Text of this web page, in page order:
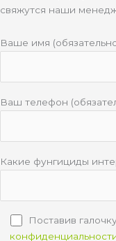
свяжутся наши
Ваше имя
Ваш телефон
Какие фунгициды
Поставив